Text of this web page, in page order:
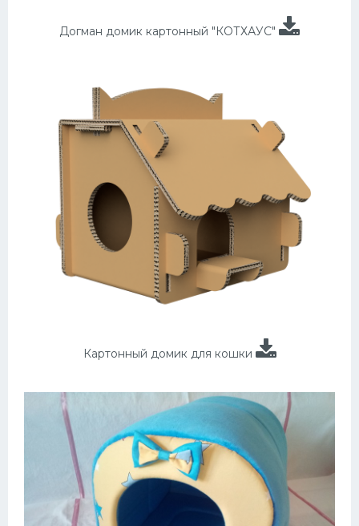
Догман домик картонный "КОТХАУС"
Картонный домик для кошки